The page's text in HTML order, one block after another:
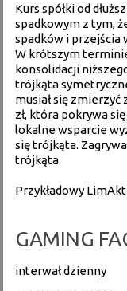
Kurs spółki od
spadkowym z tym,
spadków i przejścia
W krótszym
konsolidacji
trójkąta
musiał się
zł, która pokrywa
lokalne wsparcie
się trójkąta.
trójkąta.
Przykładowy LimAkt
GAMING
interwał dzienny